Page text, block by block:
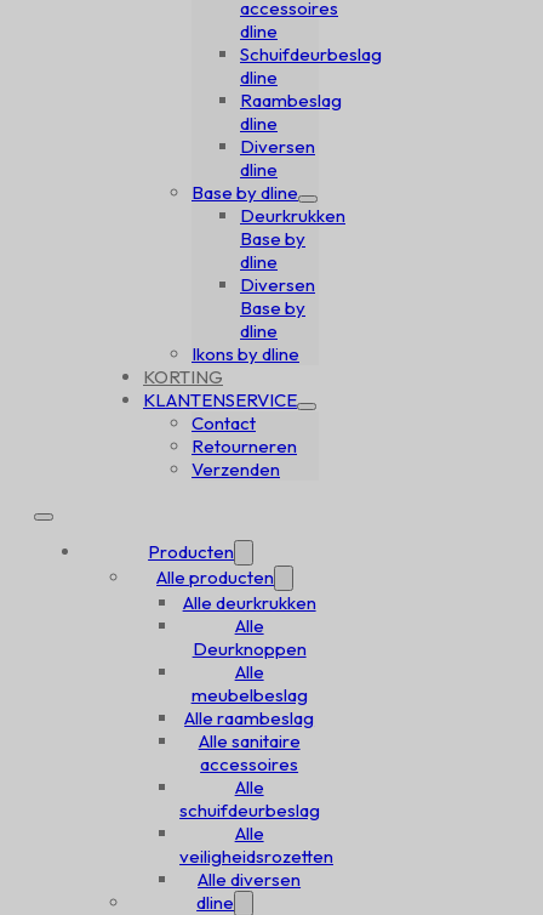
accessoires
dline
Schuifdeurbeslag
dline
Raambeslag
dline
Diversen
dline
Base by dline
Deurkrukken
Base by
dline
Diversen
Base by
dline
Ikons by dline
KORTING
KLANTENSERVICE
Contact
Retourneren
Verzenden
Producten
Alle producten
Alle deurkrukken
Alle
Deurknoppen
Alle
meubelbeslag
Alle raambeslag
Alle sanitaire
accessoires
Alle
schuifdeurbeslag
Alle
veiligheidsrozetten
Alle diversen
dline